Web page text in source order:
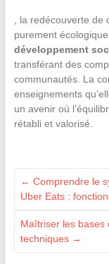
, la redécouverte
purement
développement
transférant des
communautés. La
enseignements
un avenir où
rétabli et valorisé.
← Comprendre le
Uber Eats :
Maîtriser les bases
techniques →